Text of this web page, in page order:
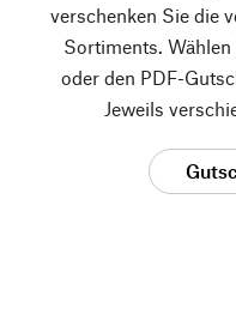
verschenken Sie die
Sortiments.
oder den PDF-
Jeweils